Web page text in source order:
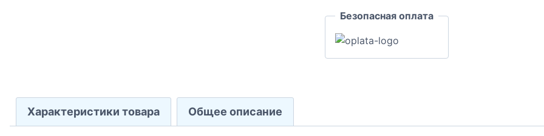
16x120x2050
Безопасная оплата
Характеристики товара Общее описание